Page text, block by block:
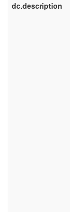
dc.description